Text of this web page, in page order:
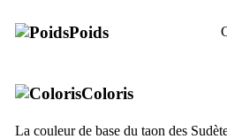
Poids
Coloris
La couleur de base du taon des